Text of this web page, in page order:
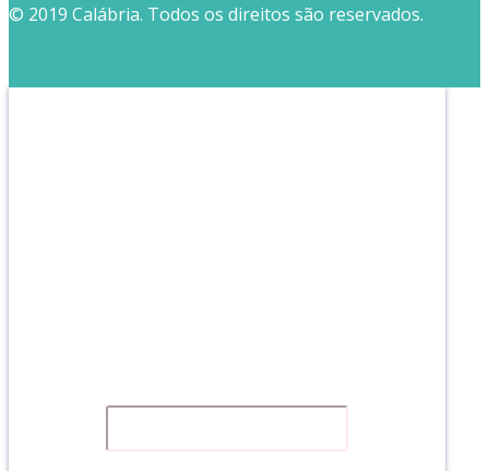
© 2019 Calábria. Todos os direitos são reservados.